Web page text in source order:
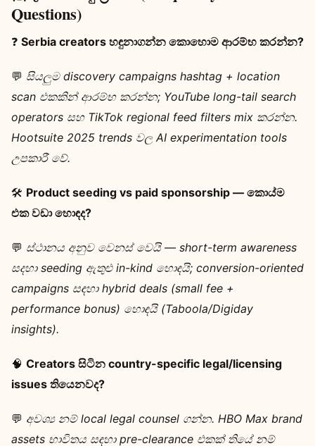
Questions)
❓ Serbia creators හඳුනාගන්න කොහොම ආරම්භ කරන්න?
💬 සියලුම discovery campaigns hashtag + location
scan එකකින් ආරම්භ කරන්න; YouTube long-tail search
operators සහ TikTok regional feed filters mix කරන්න.
Hootsuite 2025 trends වල AI experimentation tools
උපකාරී වේ.
🛠️ Product seeding vs paid sponsorship — කොය්ම
එක වඩා හොඳද?
💬 ස්ථානය අනුව වෙනස් වෙයි — short-term awareness
සදහා seeding ඇතුළු in-kind හොඳයි; conversion-oriented
campaigns සඳහා hybrid deals (small fee +
performance bonus) හොඳයි (Taboola/Digiday
insights).
🧠 Creators සිටින country-specific legal/licensing
issues තියෙනවද?
💬 අවශ්‍ය නම් local legal counsel ගන්න. HBO Max brand
assets භාවිතය සඳහා pre-clearance එකක් තියේ නම්